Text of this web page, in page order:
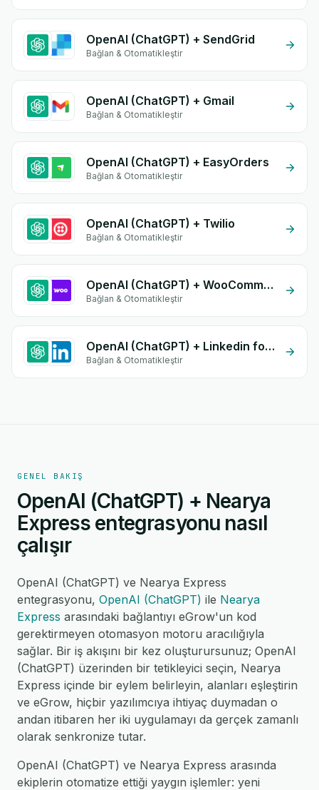
OpenAI (ChatGPT) + SendGrid
Bağlan & Otomatikleştir
OpenAI (ChatGPT) + Gmail
Bağlan & Otomatikleştir
OpenAI (ChatGPT) + EasyOrders
Bağlan & Otomatikleştir
OpenAI (ChatGPT) + Twilio
Bağlan & Otomatikleştir
OpenAI (ChatGPT) + WooCommerce
Bağlan & Otomatikleştir
OpenAI (ChatGPT) + Linkedin form
Bağlan & Otomatikleştir
GENEL BAKIŞ
OpenAI (ChatGPT) + Nearya
Express entegrasyonu nasıl
çalışır
OpenAI (ChatGPT) ve Nearya Express
entegrasyonu, OpenAI (ChatGPT) ile Nearya
Express arasındaki bağlantıyı eGrow'un kod
gerektirmeyen otomasyon motoru aracılığıyla
sağlar. Bir iş akışını bir kez oluşturursunuz; OpenAI
(ChatGPT) üzerinden bir tetikleyici seçin, Nearya
Express içinde bir eylem belirleyin, alanları eşleştirin
ve eGrow, hiçbir yazılımcıya ihtiyaç duymadan o
andan itibaren her iki uygulamayı da gerçek zamanlı
olarak senkronize tutar.
OpenAI (ChatGPT) ve Nearya Express arasında
ekiplerin otomatize ettiği yaygın işlemler: yeni